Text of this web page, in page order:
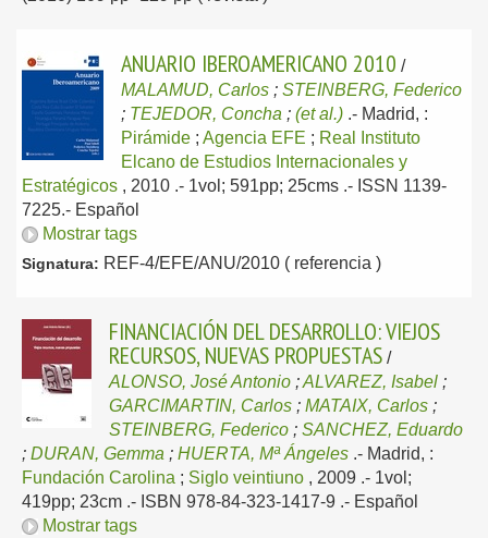
ANUARIO IBEROAMERICANO 2010 /
MALAMUD, Carlos ; STEINBERG, Federico
; TEJEDOR, Concha ; (et al.) .- Madrid, :
Pirámide ; Agencia EFE ; Real Instituto
Elcano de Estudios Internacionales y
Estratégicos , 2010 .- 1vol; 591pp; 25cms .- ISSN 1139-
7225.- Español
Mostrar tags
Signatura: REF-4/EFE/ANU/2010 ( referencia )
FINANCIACIÓN DEL DESARROLLO: VIEJOS
RECURSOS, NUEVAS PROPUESTAS /
ALONSO, José Antonio ;ALVAREZ, Isabel ;
GARCIMARTIN, Carlos ; MATAIX, Carlos ;
STEINBERG, Federico ; SANCHEZ, Eduardo
; DURAN, Gemma ; HUERTA, Mª Ángeles .- Madrid, :
Fundación Carolina ; Siglo veintiuno , 2009 .- 1vol;
419pp; 23cm .- ISBN 978-84-323-1417-9 .- Español
Mostrar tags